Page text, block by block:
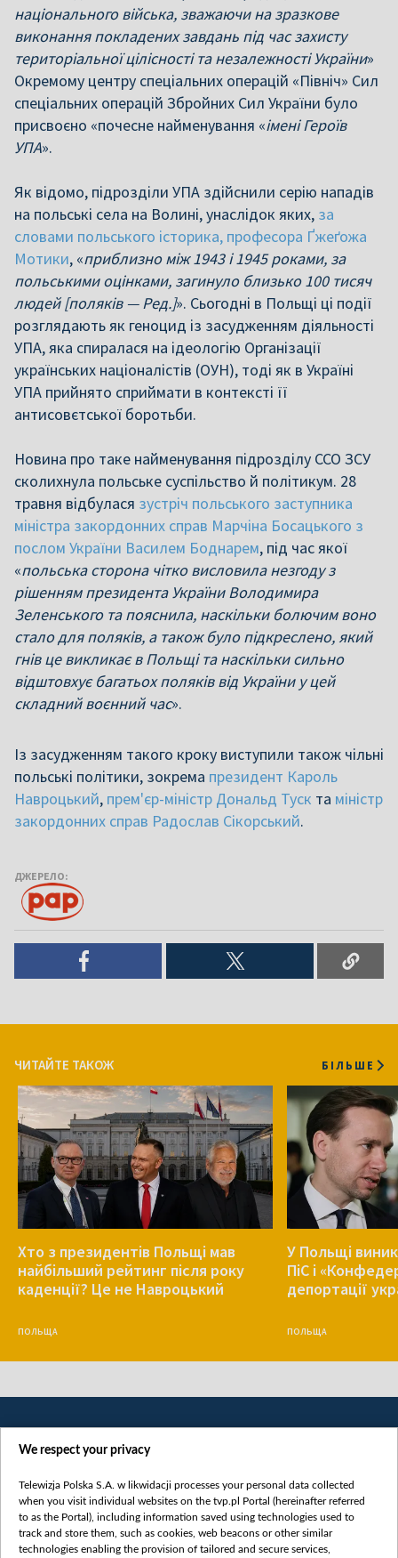
національного війська, зважаючи на зразкове
виконання покладених завдань під час захисту
територіальної цілісності та незалежності України»
Окремому центру спеціальних операцій «Північ» Сил
спеціальних операцій Збройних Сил України було
присвоєно «почесне найменування «імені Героїв
УПА».
Як відомо, підрозділи УПА здійснили серію нападів
на польські села на Волині, унаслідок яких, за
словами польського історика, професора Ґжеґожа
Мотики, «приблизно між 1943 і 1945 роками, за
польськими оцінками, загинуло близько 100 тисяч
людей [поляків — Ред.]». Сьогодні в Польщі ці події
розглядають як геноцид із засудженням діяльності
УПА, яка спиралася на ідеологію Організації
українських націоналістів (ОУН), тоді як в Україні
УПА прийнято сприймати в контексті її
антисовєтської боротьби.
Новина про таке найменування підрозділу ССО ЗСУ
сколихнула польське суспільство й політикум. 28
травня відбулася зустріч польського заступника
міністра закордонних справ Марчіна Босацького з
послом України Василем Боднарем, під час якої
«польська сторона чітко висловила незгоду з
рішенням президента України Володимира
Зеленського та пояснила, наскільки болючим воно
стало для поляків, а також було підкреслено, який
гнів це викликає в Польщі та наскільки сильно
відштовхує багатьох поляків від України у цей
складний воєнний час».
Із засудженням такого кроку виступили також чільні
польські політики, зокрема президент Кароль
Навроцький, прем'єр-міністр Дональд Туск та міністр
закордонних справ Радослав Сікорський.
ДЖЕРЕЛО:
ЧИТАЙТЕ ТАКОЖ БІЛЬШЕ
Хто з президентів Польщі мав
найбільший рейтинг після року
каденції? Це не Навроцький
ПОЛЬЩА
У Польщі
ПіС і
депортації
ПОЛЬЩА
Категорії
We respect your privacy
Telewizja Polska S.A. w likwidacji processes your personal data collected
when you visit individual websites on the tvp.pl Portal (hereinafter referred
to as the Portal), including information saved using technologies used to
track and store them, such as cookies, web beacons or other similar
technologies enabling the provision of tailored and secure services,